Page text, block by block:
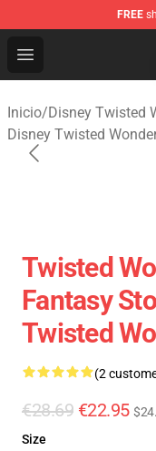
FREE
Open menu
Twisted
Inicio/Disney Twisted
Disney Twisted
Twisted
Fantasy
Twisted
(2
€28.69 €22.95
Size